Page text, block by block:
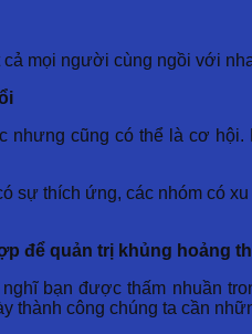
mọi người cùng ngồi với
nhưng cũng có thể là cơ
sự thích ứng, các nhóm có
để quản trị khủng hoảng
bạn được thấm nhuần
thành công chúng ta cần